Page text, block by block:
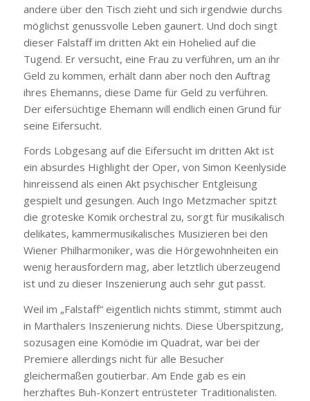
andere über den Tisch zieht und sich irgendwie durchs
möglichst genussvolle Leben gaunert. Und doch singt
dieser Falstaff im dritten Akt ein Hohelied auf die
Tugend. Er versucht, eine Frau zu verführen, um an ihr
Geld zu kommen, erhält dann aber noch den Auftrag
ihres Ehemanns, diese Dame für Geld zu verführen.
Der eifersüchtige Ehemann will endlich einen Grund für
seine Eifersucht.
Fords Lobgesang auf die Eifersucht im dritten Akt ist
ein absurdes Highlight der Oper, von Simon Keenlyside
hinreissend als einen Akt psychischer Entgleisung
gespielt und gesungen. Auch Ingo Metzmacher spitzt
die groteske Komik orchestral zu, sorgt für musikalisch
delikates, kammermusikalisches Musizieren bei den
Wiener Philharmoniker, was die Hörgewohnheiten ein
wenig herausfordern mag, aber letztlich überzeugend
ist und zu dieser Inszenierung auch sehr gut passt.
Weil im „Falstaff“ eigentlich nichts stimmt, stimmt auch
in Marthalers Inszenierung nichts. Diese Überspitzung,
sozusagen eine Komödie im Quadrat, war bei der
Premiere allerdings nicht für alle Besucher
gleichermaßen goutierbar. Am Ende gab es ein
herzhaftes Buh-Konzert entrüsteter Traditionalisten.